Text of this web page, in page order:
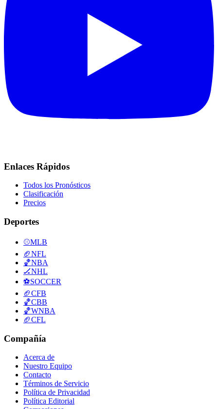
Enlaces Rápidos
Todos los Pronósticos
Clasificación
Precios
Deportes
⚾MLB
🏈NFL
🏀NBA
🏒NHL
⚽SOCCER
🏈CFB
🏀CBB
🏀WNBA
🏈CFL
Compañía
Acerca de
Nuestro Equipo
Contacto
Términos de Servicio
Política de Privacidad
Política Editorial